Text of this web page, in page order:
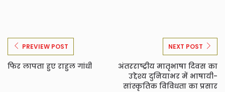
PREVIEW POST
फिर लापता हुए राहुल गांधी
NEXT POST
अंतरराष्ट्रीय मातृभाषा दिवस का
उद्देश्य दुनियाभर में भाषायी-
सांस्कृतिक विविधता का प्रसार